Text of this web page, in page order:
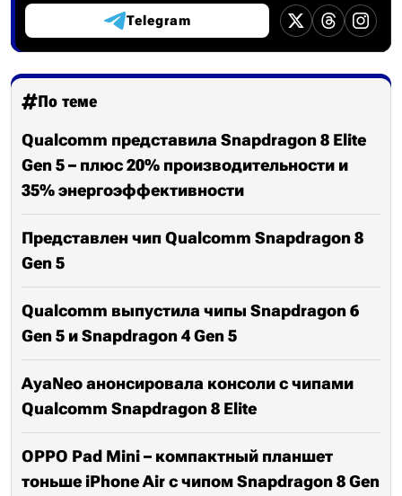
Telegram
По теме
Qualcomm представила Snapdragon 8 Elite
Gen 5 – плюс 20% производительности и
35% энергоэффективности
Представлен чип Qualcomm Snapdragon 8
Gen 5
Qualcomm выпустила чипы Snapdragon 6
Gen 5 и Snapdragon 4 Gen 5
AyaNeo анонсировала консоли с чипами
Qualcomm Snapdragon 8 Elite
OPPO Pad Mini – компактный планшет
тоньше iPhone Air с чипом Snapdragon 8 Gen